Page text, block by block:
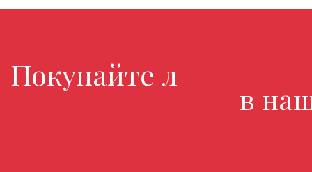
Покупайте любимые кн
в нашем